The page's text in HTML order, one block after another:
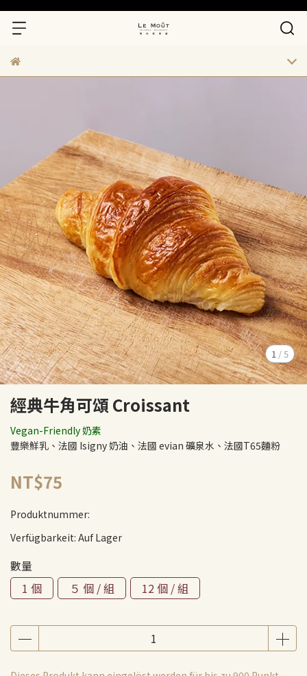
1 /5
經典牛角可頌 Croissant
Vegan-Friendly 奶素
豐樂鮮乳、法國 Isigny 奶油、法國 evian 礦泉水、法國T65麵粉
NT$75
Produktnummer:
Verfügbarkeit: Auf Lager
數量
1 個
５ 個 / 組 12 個 / 組